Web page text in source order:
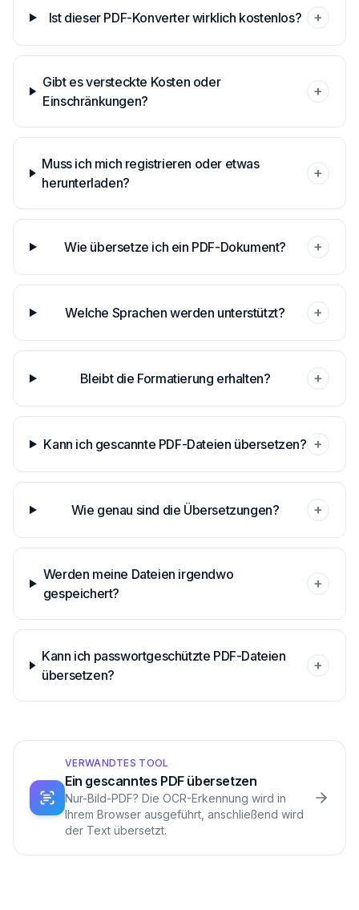
Ist dieser PDF-Konverter wirklich kostenlos? +
Gibt es versteckte Kosten oder
Einschränkungen?
+
Muss ich mich registrieren oder etwas
herunterladen?
+
Wie übersetze ich ein PDF-Dokument? +
Welche Sprachen werden unterstützt? +
Bleibt die Formatierung erhalten? +
Kann ich gescannte PDF-Dateien übersetzen? +
Wie genau sind die Übersetzungen? +
Werden meine Dateien irgendwo
gespeichert?
+
Kann ich passwortgeschützte PDF-Dateien
übersetzen?
+
VERWANDTES TOOL
Ein gescanntes PDF übersetzen
Nur-Bild-PDF? Die OCR-Erkennung wird in
Ihrem Browser ausgeführt, anschließend wird
der Text übersetzt.